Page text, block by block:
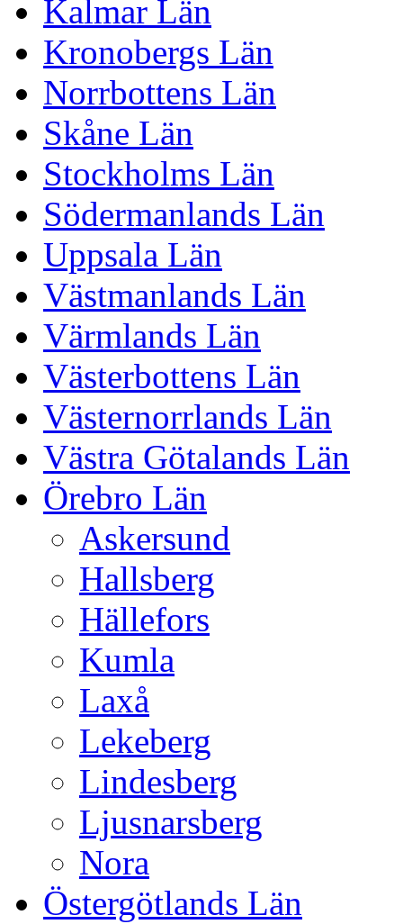
Kalmar Län
Kronobergs Län
Norrbottens Län
Skåne Län
Stockholms Län
Södermanlands Län
Uppsala Län
Västmanlands Län
Värmlands Län
Västerbottens Län
Västernorrlands Län
Västra Götalands Län
Örebro Län
Askersund
Hallsberg
Hällefors
Kumla
Laxå
Lekeberg
Lindesberg
Ljusnarsberg
Nora
Östergötlands Län